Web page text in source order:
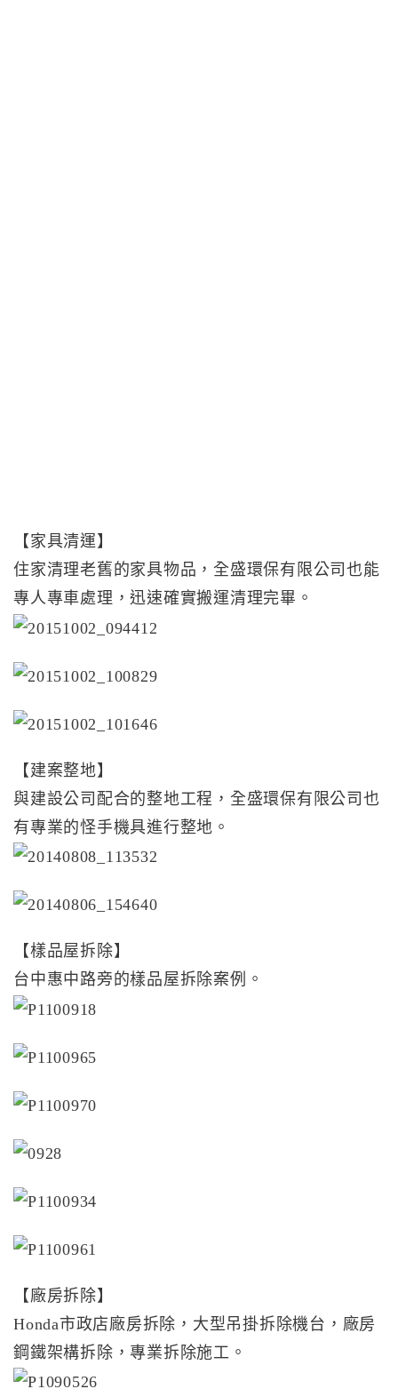
【家具清運】
住家清理老舊的家具物品，全盛環保有限公司也能
專人專車處理，迅速確實搬運清理完畢。
【建案整地】
與建設公司配合的整地工程，全盛環保有限公司也
有專業的怪手機具進行整地。
【樣品屋拆除】
台中惠中路旁的樣品屋拆除案例。
【廠房拆除】
Honda市政店廠房拆除，大型吊掛拆除機台，廠房
鋼鐵架構拆除，專業拆除施工。